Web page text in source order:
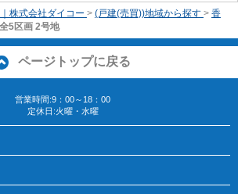
株式会社ダイコー > (戸建(売買))地域から探す > 香
5区画 2号地
ページトップに戻る
営業時間:9：00～18：00
定休日:火曜・水曜